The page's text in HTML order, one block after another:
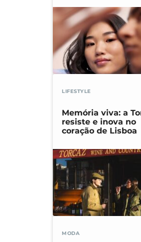
LIFESTYLE
Memória viva: a
resiste e inova no
coração de Lisboa
MODA